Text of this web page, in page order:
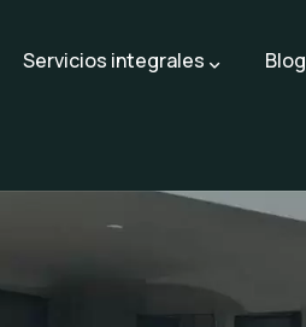
Servicios integrales Blog